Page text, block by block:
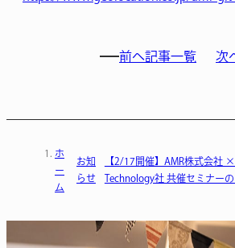
前へ記事一覧 次
ホ
ー
ム
お知
らせ
【2/17開催】AMR株式会社
Technology社 共催セミナー